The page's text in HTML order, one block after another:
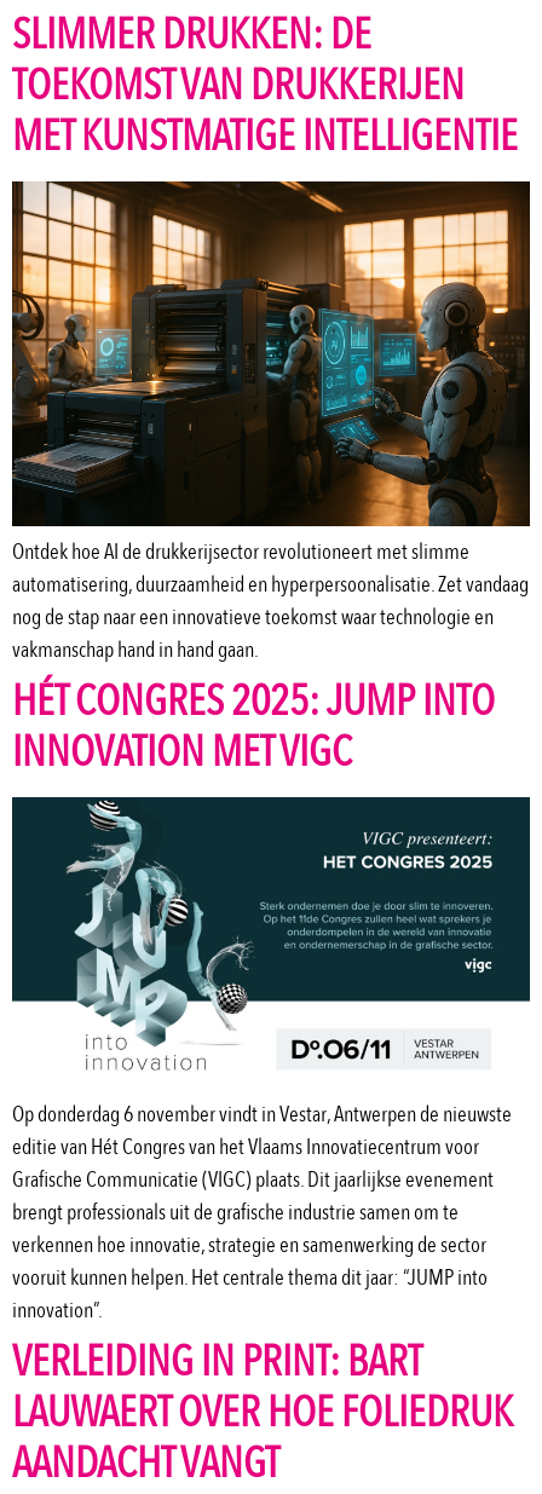
SLIMMER DRUKKEN: DE
TOEKOMST VAN DRUKKERIJEN
MET KUNSTMATIGE INTELLIGENTIE
Ontdek hoe AI de drukkerijsector revolutioneert met slimme
automatisering, duurzaamheid en hyperpersoonalisatie. Zet vandaag
nog de stap naar een innovatieve toekomst waar technologie en
vakmanschap hand in hand gaan.
HÉT CONGRES 2025: JUMP INTO
INNOVATION MET VIGC
Op donderdag 6 november vindt in Vestar, Antwerpen de nieuwste
editie van Hét Congres van het Vlaams Innovatiecentrum voor
Grafische Communicatie (VIGC) plaats. Dit jaarlijkse evenement
brengt professionals uit de grafische industrie samen om te
verkennen hoe innovatie, strategie en samenwerking de sector
vooruit kunnen helpen. Het centrale thema dit jaar: “JUMP into
innovation”.
VERLEIDING IN PRINT: BART
LAUWAERT OVER HOE FOLIEDRUK
AANDACHT VANGT